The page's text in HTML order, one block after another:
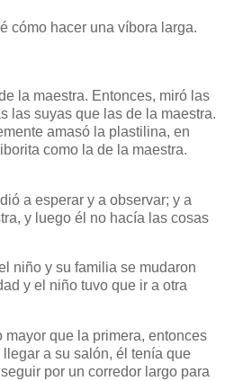
cómo hacer una víbora larga.
la maestra. Entonces, miró las
las suyas que las de la maestra.
amasó la plastilina, en
como la de la maestra.
a esperar y a observar; y a
y luego él no hacía las cosas
niño y su familia se mudaron
y el niño tuvo que ir a otra
mayor que la primera, entonces
a su salón, él tenía que
por un corredor largo para